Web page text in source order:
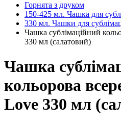
Горнята з друком
150-425 мл. Чашка для
330 мл. Чашки для
Чашка сублімаційний
330 мл (салатовий)
Чашка
кольорова
Love 330 мл